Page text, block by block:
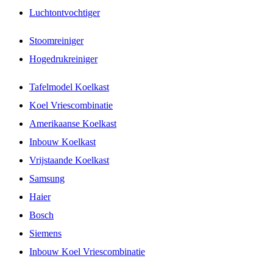
Luchtontvochtiger
Stoomreiniger
Hogedrukreiniger
Tafelmodel Koelkast
Koel Vriescombinatie
Amerikaanse Koelkast
Inbouw Koelkast
Vrijstaande Koelkast
Samsung
Haier
Bosch
Siemens
Inbouw Koel Vriescombinatie